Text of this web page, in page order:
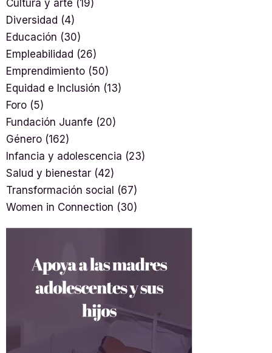
Cultura y arte (19)
Diversidad (4)
Educación (30)
Empleabilidad (26)
Emprendimiento (50)
Equidad e Inclusión (13)
Foro (5)
Fundación Juanfe (20)
Género (162)
Infancia y adolescencia (23)
Salud y bienestar (42)
Transformación social (67)
Women in Connection (30)